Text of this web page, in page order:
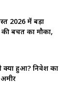
2026 में बड़ा
बचत का मौका,
हुआ? निवेश का